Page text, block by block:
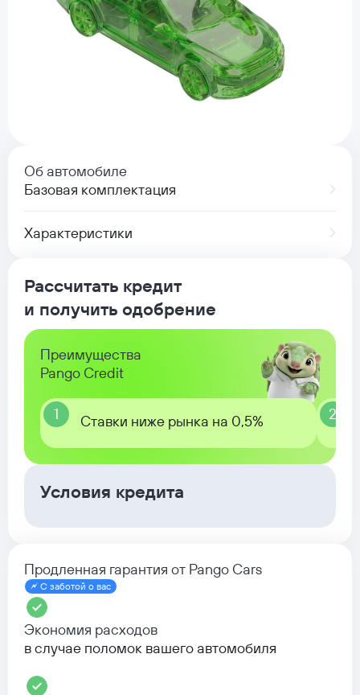
Об автомобиле
Базовая комплектация
Характеристики
Рассчитать кредит
и получить одобрение
Преимущества
Pango Credit
1 Ставки ниже рынка на 0,5% 2
Условия кредита
Продленная гарантия от Pango Cars
С заботой о вас
Экономия расходов
в случае поломок вашего автомобиля